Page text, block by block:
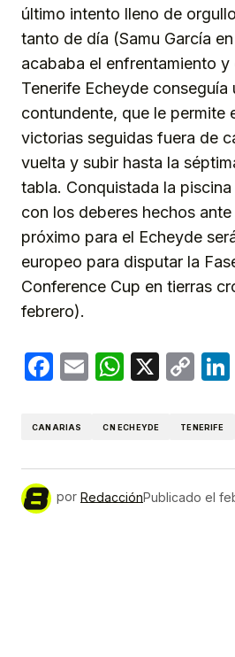
último intento lleno de
tanto de día (Samu García
acababa el enfrentamiento y
Tenerife Echeyde conseguía
contundente, que le permite
victorias seguidas fuera de
vuelta y subir hasta la
tabla. Conquistada la
con los deberes hechos
próximo para el Echeyde
europeo para disputar la
Conference Cup en tierras
febrero).
Facebook
Email X
CANARIAS CN ECHEYDE TENERIFE
por RedacciónPublicado el